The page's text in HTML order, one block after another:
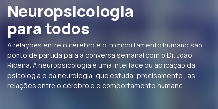
Neuropsicologia
para todos
A relações entre o cérebro e o comportamento humano são
ponto de partida para a conversa semanal com o Dr. João
Ribeira. A neuropsicologia é uma interface ou aplicação da
psicologia e da neurologia, que estuda, precisamente , as
relações entre o cérebro e o comportamento humano.